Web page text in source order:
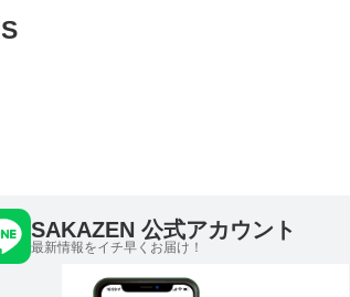
SAKAZEN 公式アカウント
最新情報をイチ早くお届け！